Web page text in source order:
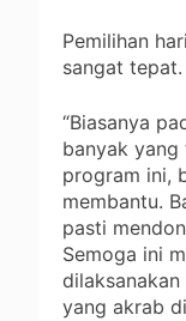
Pemilihan
sangat tepat.
“Biasanya
banyak yang
program ini,
membantu.
pasti
Semoga ini
dilaksanakan
yang akrab